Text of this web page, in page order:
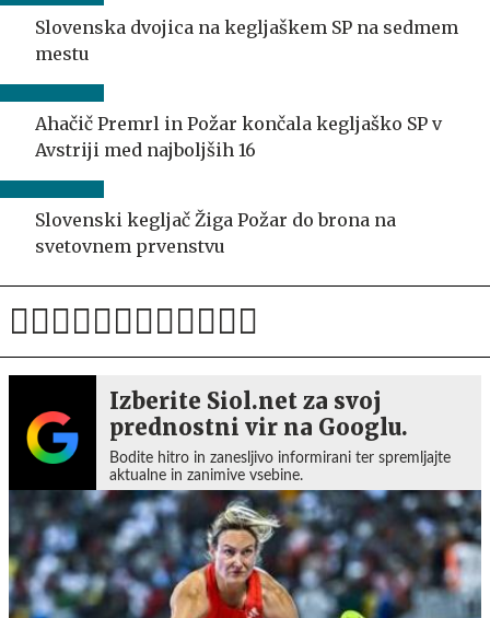
Slovenska dvojica na kegljaškem SP na sedmem
mestu
Ahačič Premrl in Požar končala kegljaško SP v
Avstriji med najboljših 16
Slovenski kegljač Žiga Požar do brona na
svetovnem prvenstvu
Izberite Siol.net za svoj
prednostni vir na Googlu.
Bodite hitro in zanesljivo informirani ter spremljajte
aktualne in zanimive vsebine.